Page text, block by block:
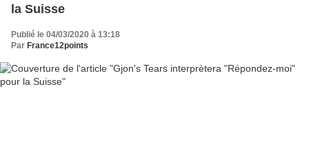
la Suisse
Publié le 04/03/2020 à 13:18
Par France12points